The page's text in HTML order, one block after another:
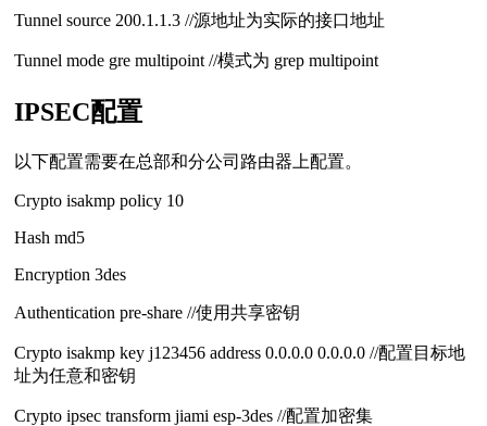
Tunnel source 200.1.1.3 //源地址为实际的接口地址
Tunnel mode gre multipoint //模式为 grep multipoint
IPSEC配置
以下配置需要在总部和分公司路由器上配置。
Crypto isakmp policy 10
Hash md5
Encryption 3des
Authentication pre-share //使用共享密钥
Crypto isakmp key j123456 address 0.0.0.0 0.0.0.0 //配置目标地
址为任意和密钥
Crypto ipsec transform jiami esp-3des //配置加密集